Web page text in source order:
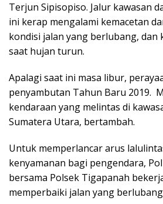
Terjun Sipisopiso. Jalur kawasan
ini kerap mengalami kemacetan
kondisi jalan yang berlubang, dan
saat hujan turun.
Apalagi saat ini masa libur,
penyambutan Tahun Baru 2019.
kendaraan yang melintas di
Sumatera Utara, bertambah.
Untuk memperlancar arus
kenyamanan bagi pengendara,
bersama Polsek Tigapanah
memperbaiki jalan yang